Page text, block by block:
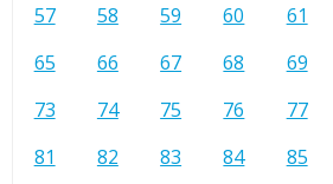
57
58 59 60 61
65
66 67 68 69
73
74 75 76 77
81
82 83 84 85